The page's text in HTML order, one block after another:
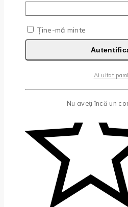
Ține-mă minte
Ai uitat
Nu aveți încă un